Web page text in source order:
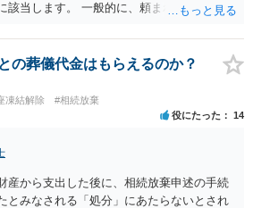
該当します。 一般的に、頼まれた（委任さ
用することはまでは依頼の範囲ではない
す。
の葬儀代金はもらえるのか？
凍結解除 #相続放棄
役にたった 14
産から支出した後に、相続放棄申述の手続
とみなされる「処分」にあたらないとされ